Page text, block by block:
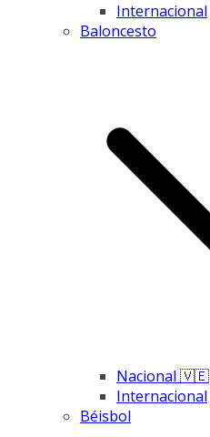
Internacional
Baloncesto
Nacional 🇻🇪
Internacional
Béisbol